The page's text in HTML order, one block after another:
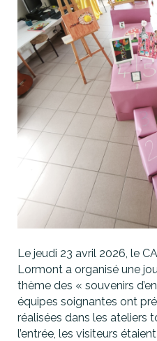
Le jeudi 23 avril 2026, le
Lormont a organisé une
thème des « souvenirs
équipes soignantes ont
réalisées dans les ateliers
l’entrée, les visiteurs